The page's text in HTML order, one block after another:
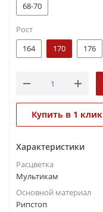
68-70
Рост
164
170 176
Купить в 1 клик
Характеристики
Расцветка
Мультикам
Основной материал
Рипстоп